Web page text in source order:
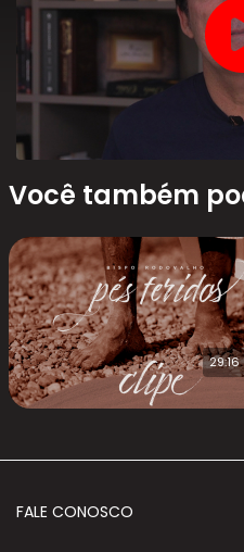
Você também
29:16
FALE CONOSCO